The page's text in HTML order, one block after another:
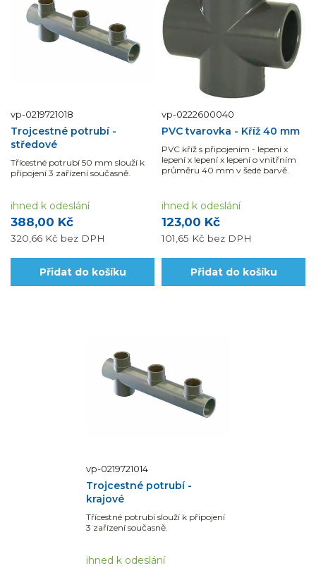
vp-0219721018
Trojcestné potrubí -
středové
Třícestné potrubí 50 mm slouží k
připojení 3 zařízení současně.
388,00 Kč
320,66 Kč bez DPH
ihned k odeslání
Přidat do košíku
vp-0222600040
PVC tvarovka - Kříž 40 mm
PVC kříž s připojením - lepení x
lepení x lepení x lepení o vnitřním
průměru 40 mm v šedé barvě.
123,00 Kč
101,65 Kč bez DPH
ihned k odeslání
Přidat do košíku
vp-0219721014
Trojcestné potrubí -
krajové
Třícestné potrubí slouží k připojení
3 zařízení současně.
ihned k odeslání